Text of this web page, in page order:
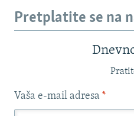
Pretplatite se na
Vaša e-mail adresa *